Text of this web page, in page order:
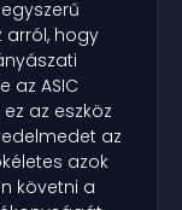
hogy
az ASIC
az eszköz
az
azok
követni a